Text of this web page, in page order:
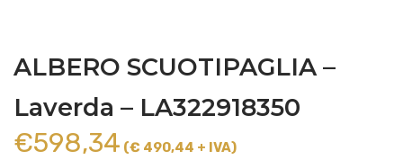
ALBERO SCUOTIPAGLIA –
Laverda – LA322918350
€598,34 (€ 490,44 + IVA)